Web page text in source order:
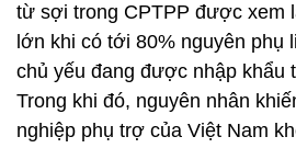
từ sợi trong CPTPP được xem
lớn khi có tới 80% nguyên phụ
chủ yếu đang được nhập khẩu
Trong khi đó, nguyên nhân
nghiệp phụ trợ của Việt Nam